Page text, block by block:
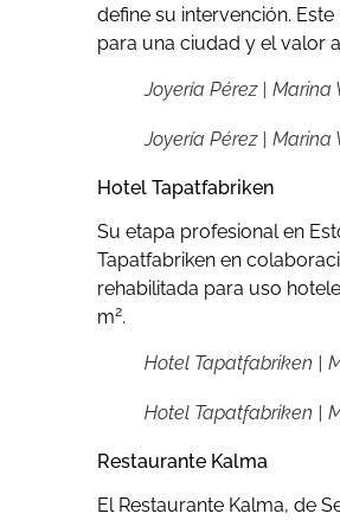
define su intervención.
para una ciudad y el valor
Joyería Pérez | Marina
Joyería Pérez | Marina
Hotel Tapatfabriken
Su etapa profesional en
Tapatfabriken en
rehabilitada para uso
m2.
Hotel Tapatfabriken |
Hotel Tapatfabriken |
Restaurante Kalma
El Restaurante Kalma, de